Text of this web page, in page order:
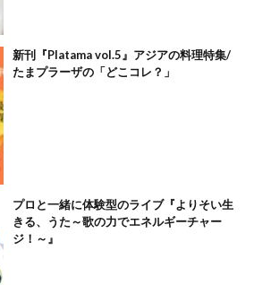
新刊『Platama vol.5』アジアの料理特集/
たまプラーザの「どこコレ？」
プロと一緒に体験型のライブ『よりそい生
きる、うた～歌の力でエネルギーチャー
ジ！～』